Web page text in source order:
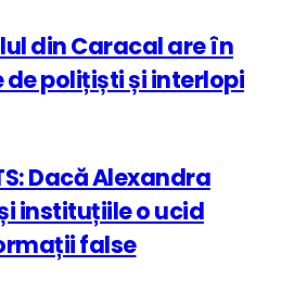
din Caracal are în
polițiști și interlopi
Dacă Alexandra
instituțiile o ucid
false